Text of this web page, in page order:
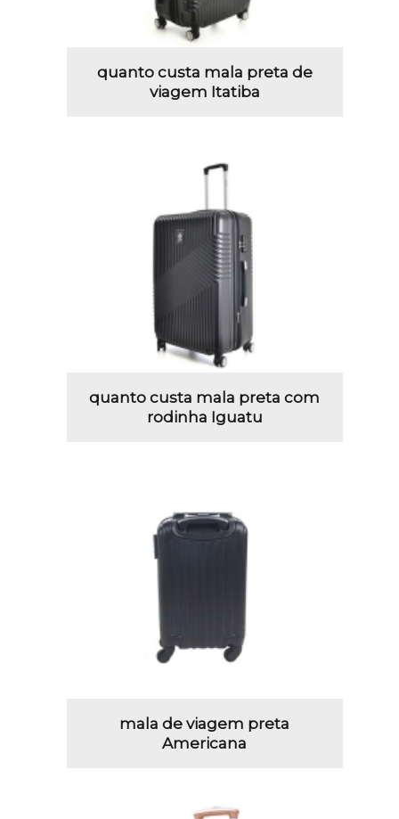
quanto custa mala preta de
viagem Itatiba
quanto custa mala preta com
rodinha Iguatu
mala de viagem preta
Americana